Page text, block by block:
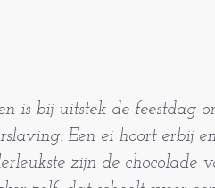
is bij uitstek de feestdag
Een ei hoort erbij
zijn de chocolade